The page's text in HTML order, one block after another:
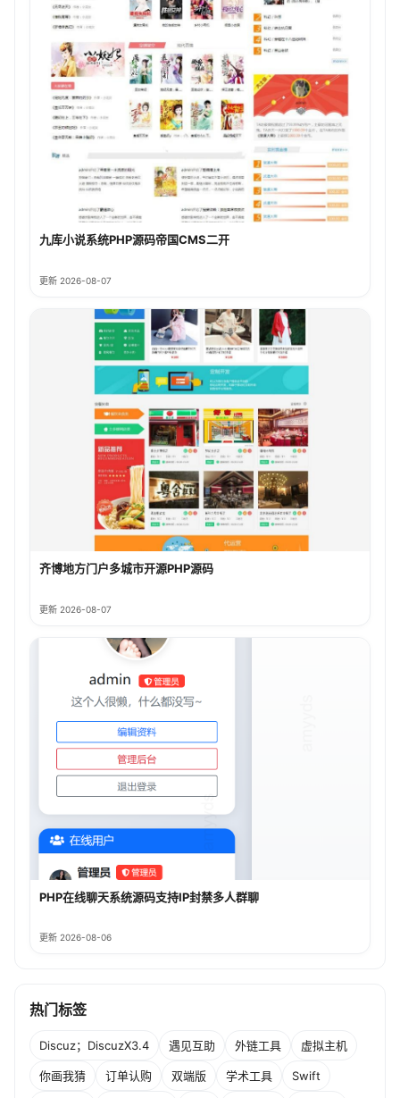
九库小说系统PHP源码帝国CMS二开
更新 2026-08-07
齐博地方门户多城市开源PHP源码
更新 2026-08-07
PHP在线聊天系统源码支持IP封禁多人群聊
更新 2026-08-06
热门标签
Discuz；DiscuzX3.4 遇见互助 外链工具 虚拟主机
你画我猜 订单认购 双端版 学术工具 Swift